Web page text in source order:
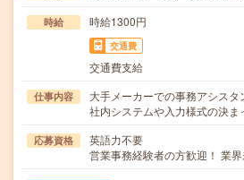
時給 時給1300円
交通費
交通費支給
仕事内容
大手メーカーでの事務アシスタ
社内システムや入力様式の決
応募資格
英語力不要
営業事務経験者の方歓迎！ 業